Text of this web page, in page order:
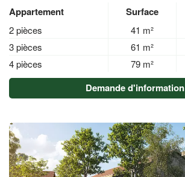
Appartement Surface
2 pièces 41 m²
3 pièces 61 m²
4 pièces 79 m²
Demande d'information